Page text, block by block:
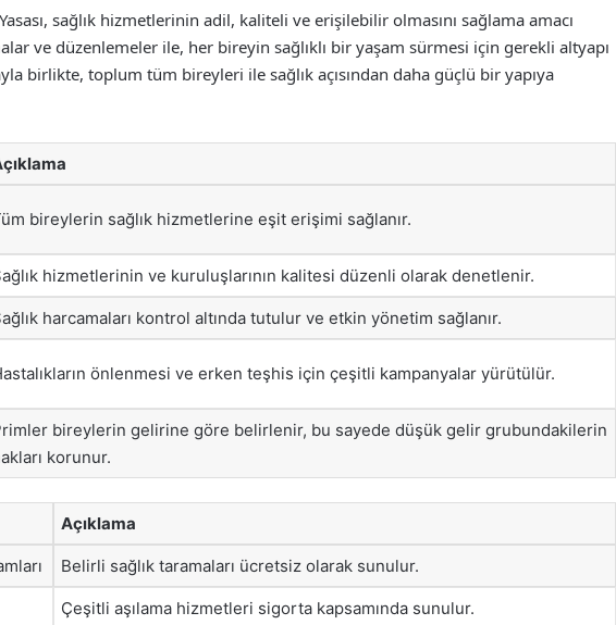
sağlık hizmetlerinin adil, kaliteli ve erişilebilir olmasını sağlama amacı
ve düzenlemeler ile, her bireyin sağlıklı bir yaşam sürmesi için gerekli altyapı
birlikte, toplum tüm bireyleri ile sağlık açısından daha güçlü bir yapıya
bireylerin sağlık hizmetlerine eşit erişimi sağlanır.
hizmetlerinin ve kuruluşlarının kalitesi düzenli olarak denetlenir.
harcamaları kontrol altında tutulur ve etkin yönetim sağlanır.
önlenmesi ve erken teşhis için çeşitli kampanyalar yürütülür.
bireylerin gelirine göre belirlenir, bu sayede düşük gelir grubundakilerin
korunur.
Açıklama
Belirli sağlık taramaları ücretsiz olarak sunulur.
Çeşitli aşılama hizmetleri sigorta kapsamında sunulur.